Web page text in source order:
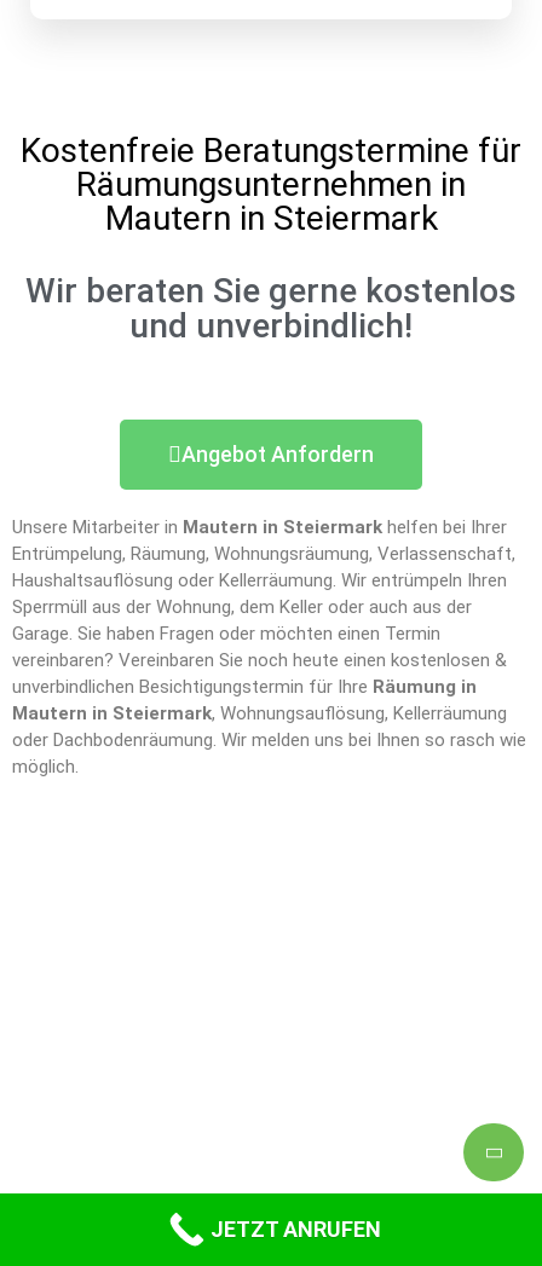
Kostenfreie Beratungstermine für
Räumungsunternehmen in
Mautern in Steiermark
Wir beraten Sie gerne kostenlos
und unverbindlich!
Angebot Anfordern
Unsere Mitarbeiter in Mautern in Steiermark helfen bei Ihrer
Entrümpelung, Räumung, Wohnungsräumung, Verlassenschaft,
Haushaltsauflösung oder Kellerräumung. Wir entrümpeln Ihren
Sperrmüll aus der Wohnung, dem Keller oder auch aus der
Garage. Sie haben Fragen oder möchten einen Termin
vereinbaren? Vereinbaren Sie noch heute einen kostenlosen &
unverbindlichen Besichtigungstermin für Ihre Räumung in
Mautern in Steiermark, Wohnungsauflösung, Kellerräumung
oder Dachbodenräumung. Wir melden uns bei Ihnen so rasch wie
möglich.
JETZT ANRUFEN